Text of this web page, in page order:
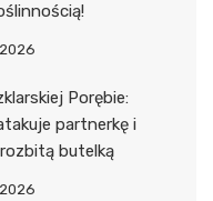
Porębie:
partnerkę i
butelką